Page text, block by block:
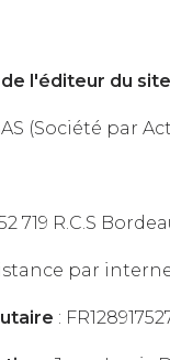
l'éditeur du site
(Société par
719 R.C.S
par
: